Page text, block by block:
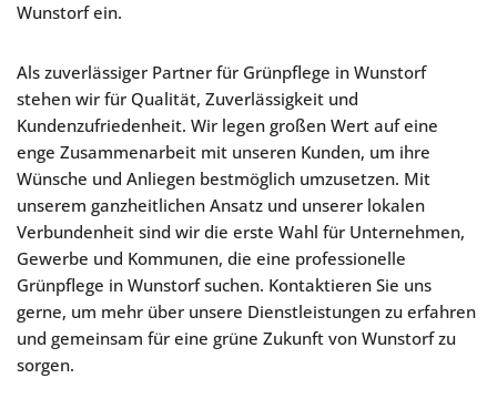
Wunstorf ein.
Als zuverlässiger Partner für Grünpflege in Wunstorf
stehen wir für Qualität, Zuverlässigkeit und
Kundenzufriedenheit. Wir legen großen Wert auf eine
enge Zusammenarbeit mit unseren Kunden, um ihre
Wünsche und Anliegen bestmöglich umzusetzen. Mit
unserem ganzheitlichen Ansatz und unserer lokalen
Verbundenheit sind wir die erste Wahl für Unternehmen,
Gewerbe und Kommunen, die eine professionelle
Grünpflege in Wunstorf suchen. Kontaktieren Sie uns
gerne, um mehr über unsere Dienstleistungen zu erfahren
und gemeinsam für eine grüne Zukunft von Wunstorf zu
sorgen.